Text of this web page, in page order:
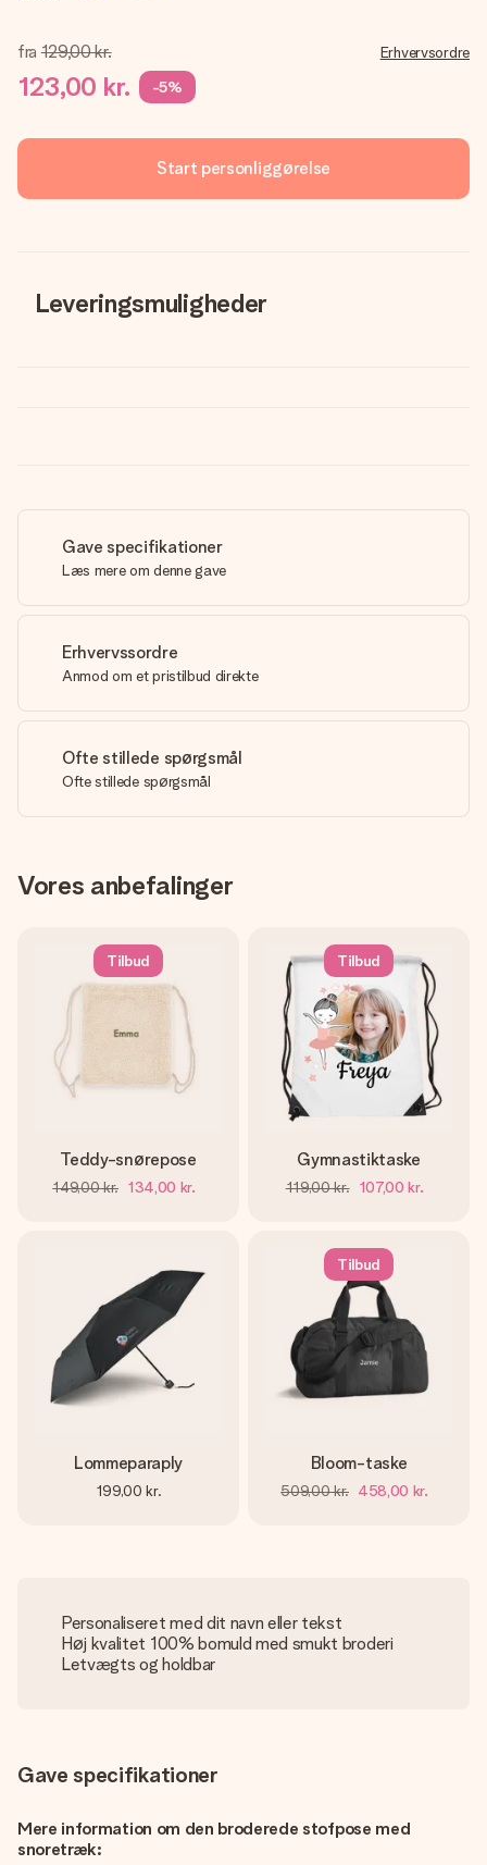
fra 129,00 kr.
123,00 kr. -5%
Erhvervsordre
Start personliggørelse
Leveringsmuligheder
Gave specifikationer
Læs mere om denne gave
Erhvervssordre
Anmod om et pristilbud direkte
Ofte stillede spørgsmål
Ofte stillede spørgsmål
Vores anbefalinger
Tilbud
Teddy-snørepose
149,00 kr. 134,00 kr.
Tilbud
Gymnastiktaske
119,00 kr. 107,00 kr.
Lommeparaply
199,00 kr.
Tilbud
Bloom-taske
509,00 kr. 458,00 kr.
Personaliseret med dit navn eller tekst
Høj kvalitet 100% bomuld med smukt broderi
Letvægts og holdbar
Gave specifikationer
Mere information om den broderede stofpose med
snoretræk: